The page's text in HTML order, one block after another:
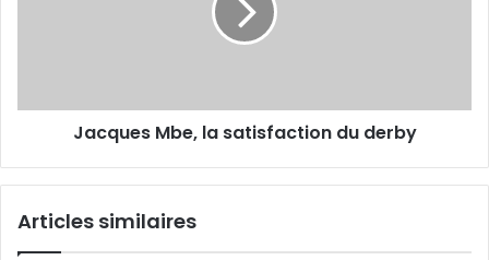
Jacques Mbe, la satisfaction du derby
Articles similaires